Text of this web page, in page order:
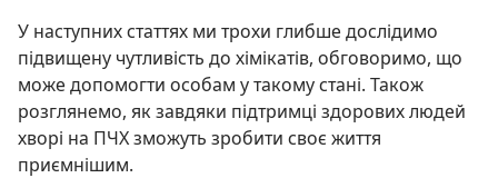
У наступних статтях ми трохи глибше дослідимо
підвищену чутливість до хімікатів, обговоримо, що
може допомогти особам у такому стані. Також
розглянемо, як завдяки підтримці здорових людей
хворі на ПЧХ зможуть зробити своє життя
приємнішим.